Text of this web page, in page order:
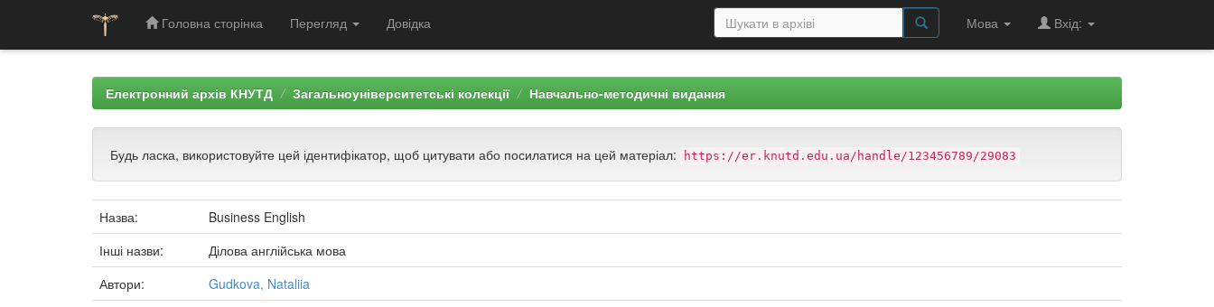
Головна сторінка Перегляд Довідка Мова Вхід:
Електронний архів КНУТД Загальноуніверситетські колекції Навчально-методичні видання
Будь ласка, використовуйте цей ідентифікатор, щоб цитувати або посилатися на цей матеріал: https://er.knutd.edu.ua/handle/123456789/29083
Назва:
Business English
Інші назви:
Ділова англійська мова
Автори:
Gudkova, Nataliia